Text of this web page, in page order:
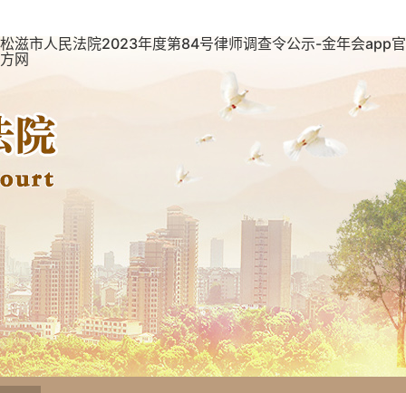
松滋市人民法院2023年度第84号律师调查令公示-金年会app官
方网